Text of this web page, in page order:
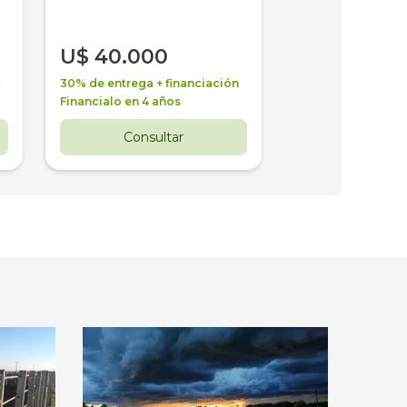
U$ 40.000
30% de entrega + financiación
Financialo en 4 años
Consultar